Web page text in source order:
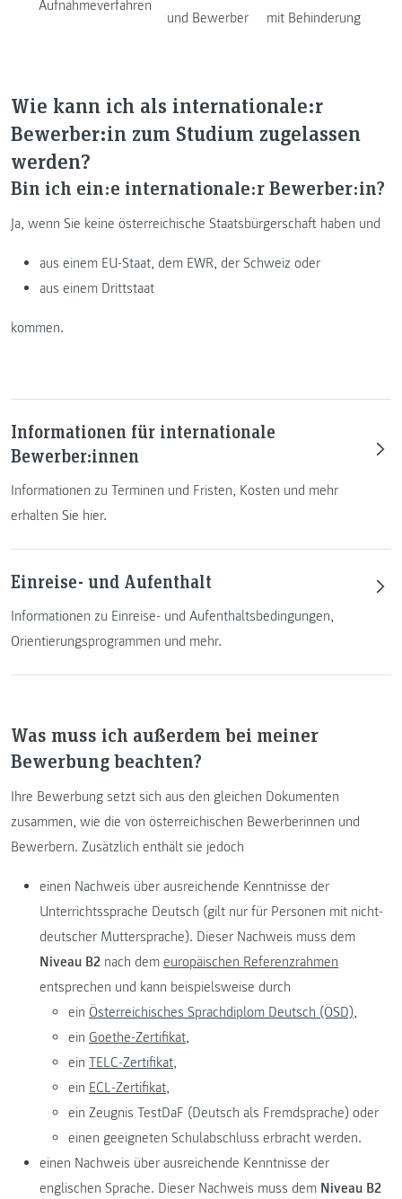
Aufnahmeverfahren
und Bewerber
mit Behinderung
Wie kann ich als internationale:r
Bewerber:in zum Studium zugelassen
werden?
Bin ich ein:e internationale:r Bewerber:in?
Ja, wenn Sie keine österreichische Staatsbürgerschaft haben und
aus einem EU-Staat, dem EWR, der Schweiz oder
aus einem Drittstaat
kommen.
Informationen für internationale
Bewerber:innen
Informationen zu Terminen und Fristen, Kosten und mehr
erhalten Sie hier.
Einreise- und Aufenthalt
Informationen zu Einreise- und Aufenthaltsbedingungen,
Orientierungsprogrammen und mehr.
Was muss ich außerdem bei meiner
Bewerbung beachten?
Ihre Bewerbung setzt sich aus den gleichen Dokumenten
zusammen, wie die von österreichischen Bewerberinnen und
Bewerbern. Zusätzlich enthält sie jedoch
einen Nachweis über ausreichende Kenntnisse der
Unterrichtssprache Deutsch (gilt nur für Personen mit nicht-
deutscher Muttersprache). Dieser Nachweis muss dem
Niveau B2 nach dem europäischen Referenzrahmen
entsprechen und kann beispielsweise durch
ein Österreichisches Sprachdiplom Deutsch (ÖSD),
ein Goethe-Zertifikat,
ein TELC-Zertifikat,
ein ECL-Zertifikat,
ein Zeugnis TestDaF (Deutsch als Fremdsprache) oder
einen geeigneten Schulabschluss erbracht werden.
einen Nachweis über ausreichende Kenntnisse der
englischen Sprache. Dieser Nachweis muss dem Niveau B2